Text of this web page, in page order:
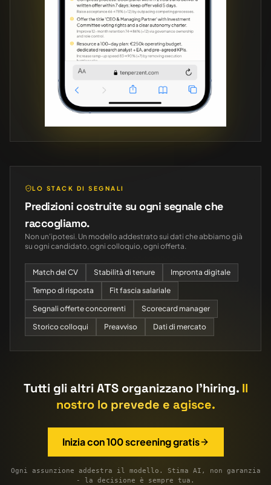
LO STACK DI SEGNALI
Predizioni costruite su ogni segnale che
raccogliamo.
Non un'ipotesi. Un modello addestrato sui dati che abbiamo già
su ogni candidato, ogni colloquio, ogni offerta.
Match del CV Stabilità di tenure
Impronta digitale
Tempo di risposta
Fit fascia salariale
Segnali offerte concorrenti
Scorecard manager
Storico colloqui
Preavviso Dati di mercato
Tutti gli altri ATS organizzano l'hiring. Il
nostro lo prevede e agisce.
Inizia con 100 screening gratis
Ogni assunzione addestra il modello. Stima AI, non garanzia
- la decisione è sempre tua.